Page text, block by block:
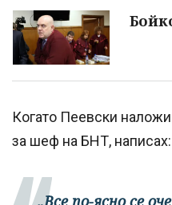
Когато Пеевски
за шеф на БНТ, написах:
„Все по-ясно се